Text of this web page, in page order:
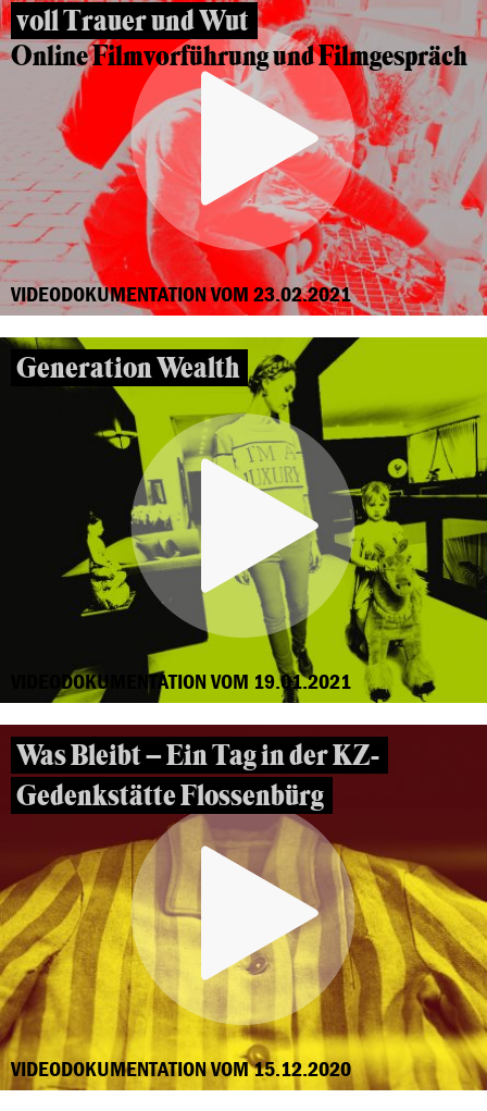
voll Trauer und Wut
Online Filmvorführung und Filmgespräch
VIDEODOKUMENTATION VOM 23.02.2021
Generation Wealth
VIDEODOKUMENTATION VOM 19.01.2021
Was Bleibt – Ein Tag in der KZ-
Gedenkstätte Flossenbürg
VIDEODOKUMENTATION VOM 15.12.2020